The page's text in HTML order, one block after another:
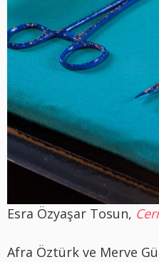
Esra Özyaşar Tosun,
Afra Öztürk ve Merve